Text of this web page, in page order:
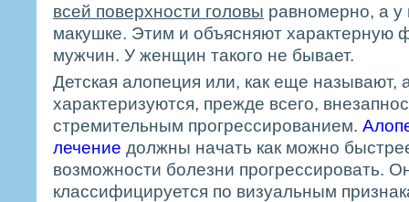
всей поверхности головы равномерно, а у
макушке. Этим и объясняют характерную
мужчин. У женщин такого не бывает.
Детская алопеция или, как еще называют,
характеризуются, прежде всего,
стремительным прогрессированием.
лечение должны начать как можно
возможности болезни прогрессировать.
классифицируется по визуальным